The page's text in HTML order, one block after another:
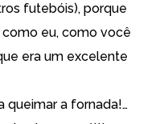
futebóis), porque
eu, como você
era um excelente
queimar a fornada!…